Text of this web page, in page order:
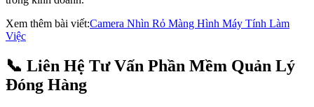
Xem thêm bài viết:Camera Nhìn Rỏ Màng Hình Máy Tính Làm
Việc
📞 Liên Hệ Tư Vấn Phần Mềm Quản Lý
Đóng Hàng